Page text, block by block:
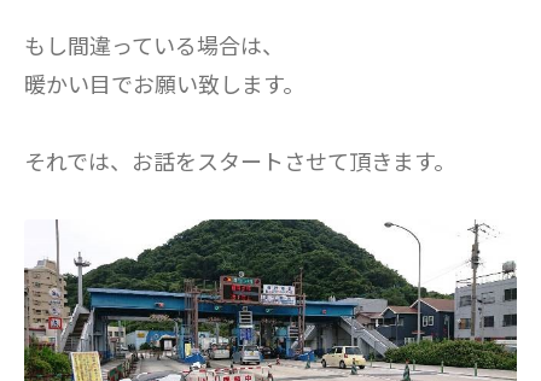
もし間違っている場合は、
暖かい目でお願い致します。
それでは、お話をスタートさせて頂きます。